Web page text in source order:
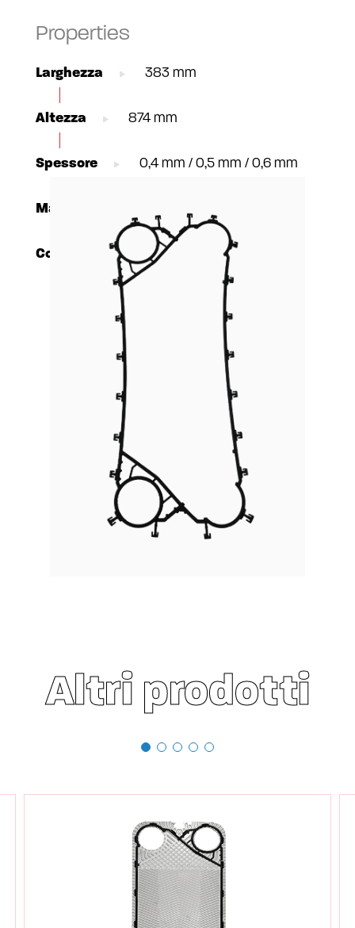
Properties
Larghezza 383 mm
Altezza 874 mm
Spessore 0,4 mm / 0,5 mm / 0,6 mm
Materiale
Connessione DN100
Altri prodotti